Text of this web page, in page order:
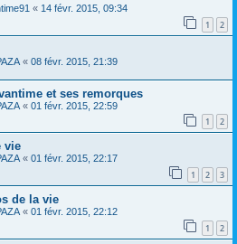
« 14 févr. 2015, 09:34
1 2
« 08 févr. 2015, 21:39
et ses remorques
« 01 févr. 2015, 22:59
1 2
vie
« 01 févr. 2015, 22:17
1 2 3
de la vie
« 01 févr. 2015, 22:12
1 2